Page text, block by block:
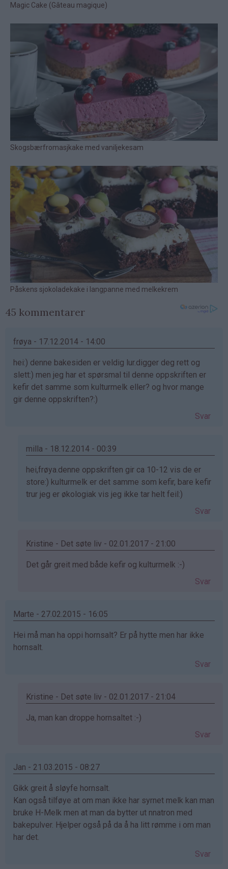
45 kommentarer
frøya - 17.12.2014 - 14:00
hei:) denne bakesiden er veldig lur.digger deg rett og
slett:) men jeg har et spørsmal til denne oppskriften er
kefir det samme som kulturmelk eller? og hvor mange
gir denne oppskriften?:)
Svar
milla - 18.12.2014 - 00:39
Som
svar
på
bekreftet)
hei,frøya.denne oppskriften gir ca 10-12 vis de er
store:) kulturmelk er det samme som kefir, bare kefir
trur jeg er økologiak vis jeg ikke tar helt feil:)
Svar
Kristine - Det søte liv - 02.01.2017 - 21:00
Som
frøya
bekreftet)
Det går greit med både kefir og kulturmelk :-)
Svar
Marte - 27.02.2015 - 16:05
Hei må man ha oppi hornsalt? Er på hytte men har ikke
hornsalt.
Svar
Kristine - Det søte liv - 02.01.2017 - 21:04
Som
Marte
bekreftet)
Ja, man kan droppe hornsaltet :-)
Svar
Jan - 21.03.2015 - 08:27
Gikk greit å sløyfe hornsalt.
Kan også tilføye at om man ikke har syrnet melk kan man
bruke H-Melk men at man da bytter ut nnatron med
bakepulver. Hjelper også på da å ha litt rømme i om man
har det.
Svar